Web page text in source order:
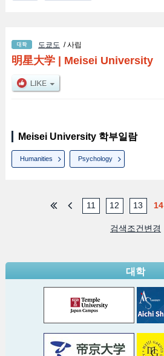
도쿄도 / 사립
明星大学| Meisei University
Meisei University 학부일람
Humanities Psychology
11 12 13 14
검색조건변경
대학